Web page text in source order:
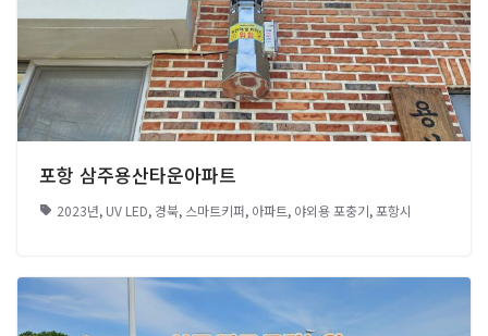
포항 삼주용산타운아파트
2023년, UV LED, 경북, 스마트키퍼, 아파트, 야외용 포충기,포항시